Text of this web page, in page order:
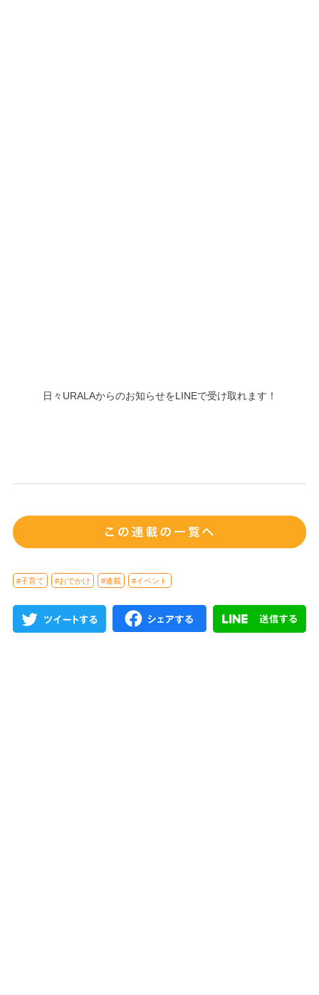
日々URALAからのお知らせをLINEで受け取れます！
#子育て #おでかけ #連載 #イベント